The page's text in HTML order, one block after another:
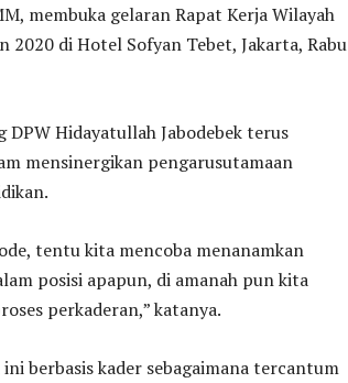
membuka gelaran Rapat Kerja Wilayah
2020 di Hotel Sofyan Tebet, Jakarta, Rabu
Hidayatullah Jabodebek terus
mensinergikan pengarusutamaan
tentu kita mencoba menanamkan
posisi apapun, di amanah pun kita
perkaderan,” katanya.
berbasis kader sebagaimana tercantum